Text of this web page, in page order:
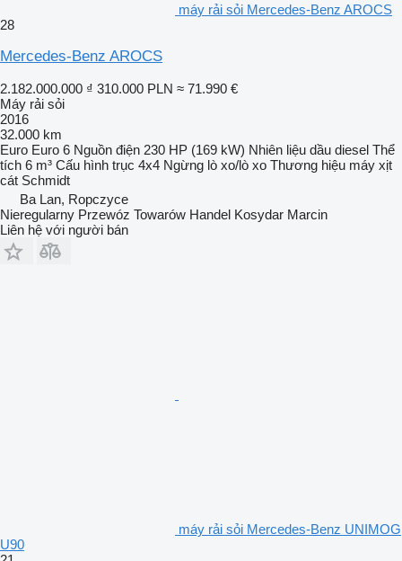
máy rải sỏi Mercedes-Benz AROCS
28
Mercedes-Benz AROCS
2.182.000.000 ₫ 310.000 PLN ≈ 71.990 €
Máy rải sỏi
2016
32.000 km
Euro Euro 6 Nguồn điện 230 HP (169 kW) Nhiên liệu dầu diesel Thể
tích 6 m³ Cấu hình trục 4x4 Ngừng lò xo/lò xo Thương hiệu máy xịt
cát Schmidt
Ba Lan, Ropczyce
Nieregularny Przewóz Towarów Handel Kosydar Marcin
Liên hệ với người bán
máy rải sỏi Mercedes-Benz UNIMOG
U90